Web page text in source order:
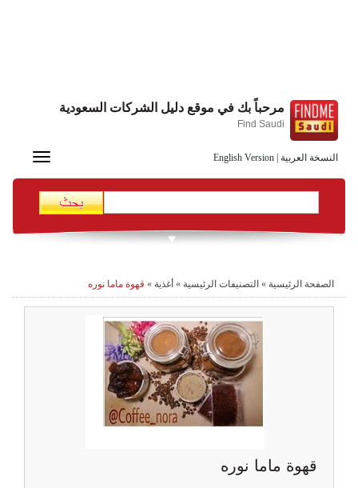
النسخة العربية English Version
مرحباً بك في موقع دليل الشركات السعودية
Find Saudi
Toggle
الصفحة الرئيسية » التصنيفات الرئيسية » أغذية » قهوة ماما نوره
قهوة ماما نوره